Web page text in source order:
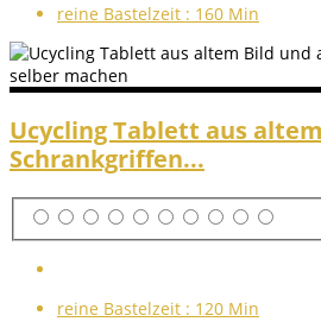
reine Bastelzeit : 160 Min
Ucycling Tablett aus
Schrankgriffen...
reine Bastelzeit : 120 Min